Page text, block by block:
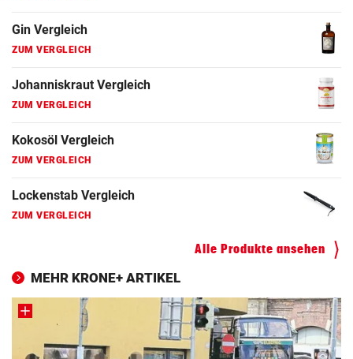
Gin Vergleich
ZUM VERGLEICH
Johanniskraut Vergleich
ZUM VERGLEICH
Kokosöl Vergleich
ZUM VERGLEICH
Lockenstab Vergleich
ZUM VERGLEICH
Alle Produkte ansehen
MEHR KRONE+ ARTIKEL